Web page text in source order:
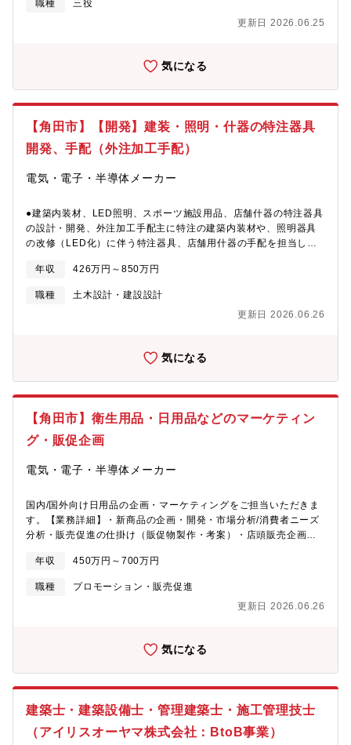
職種
三役
更新日 2026.06.25
気になる
【角田市】【開発】建装・照明・什器の特注器具
開発、手配（外注加工手配）
電気・電子・半導体メーカー
●建築内装材、LED照明、スポーツ施設用品、店舗什器の特注器具
の設計・開発、外注加工手配主に特注の建築内装材や、照明器具
の改修（LED化）に伴う特注器具、店舗用什器の手配を担当しま
画、設計・外注業者への手配、納期管理・現地調査、施工立ち合
いなど【開発可能性のある製品例】・天井材、壁材、床材など建
築内装材・LED照明・スタジアムチェア、スポーツ用人工芝な
ど・店舗什器、販促什器※ご経験やスキルなどを踏まえて、担当
年収 426万円～850万円
職種
土木設計・建設設計
更新日 2026.06.26
気になる
【角田市】衛生用品・日用品などのマーケティン
グ・販促企画
電気・電子・半導体メーカー
国内/国外向け日用品の企画・マーケティングをご担当いただきま
す。【業務詳細】・新商品の企画・開発・市場分析/消費者ニーズ
分析・販売促進の仕掛け（販促物製作・考案）・店頭販売企画立
【開発可能性のある製品例】・衛生用品、ヘルスケア用品／収
納、インテリア、家具、寝具／ペット、ガーデニング／ハウスウ
ェア、調理／工具、レジャー★下記に該当する方にお勧めで
す。・自分のアイデアを具現化したい方・好奇心を持ち、新しい
年収 450万円～700万円
職種
プロモーション・販売促進
更新日 2026.06.26
気になる
建築士・建築設備士・管理建築士・施工管理技士
（アイリスオーヤマ株式会社：BtoB事業）